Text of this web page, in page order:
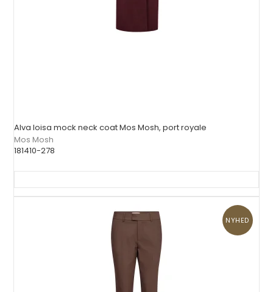
Alva loisa mock neck coat Mos Mosh, port royale
Mos Mosh
181410-278
NYHED